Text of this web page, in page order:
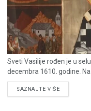
Sveti Vasilije rođen je u
decembra 1610. godine.
SAZNAJTE VIŠEDETAILS